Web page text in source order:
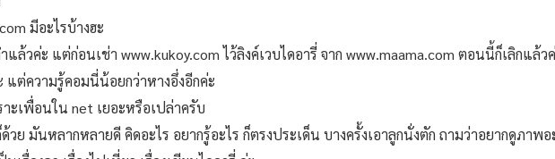
มีอะไรบ้างฮะ
ล้วค่ะ แต่ก่อนเช่า www.kukoy.com ไว้ลิงค์เวบไดอารี่ จาก www.maama.com ตอนนี้ก็เลิกแล้
แต่ความรู้คอมนี่น้อยกว่าหางอึ่งอีกค่ะ
ะเพื่อนใน net เยอะหรือเปล่าครับ
วย มันหลากหลายดี คิดอะไร อยากรู้อะไร ก็ตรงประเด็น บางครั้งเอาลูกนั่งตัก ถามว่าอยากดูภาพอ